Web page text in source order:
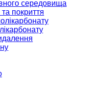
середовища
покриття